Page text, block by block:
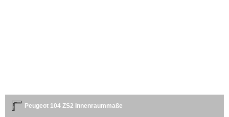
Peugeot 104 ZS2 Innenraummaße